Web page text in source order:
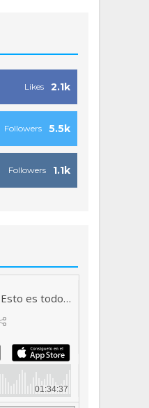
2.1k
Likes
5.5k
Followers
1.1k
Followers